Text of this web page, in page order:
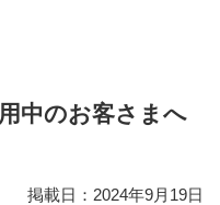
中のお客さまへ
掲載日：2024年9月19日